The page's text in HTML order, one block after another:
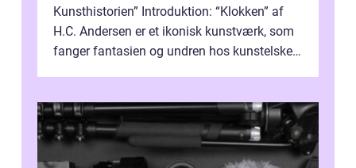
Kunsthistorien” Introduktion: “Klokken” af
H.C. Andersen er et ikonisk kunstværk, som
fanger fantasien og undren hos kunstelskere